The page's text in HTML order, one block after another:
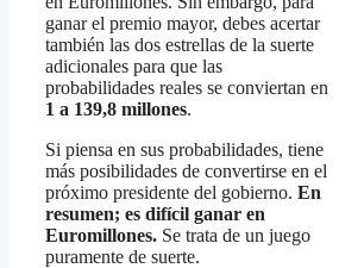
ganar el premio mayor, debes acertar
también las dos estrellas de la suerte
adicionales para que las
probabilidades reales se conviertan en
1 a 139,8 millones.
Si piensa en sus probabilidades, tiene
más posibilidades de convertirse en el
próximo presidente del gobierno. En
resumen; es difícil ganar en
Euromillones. Se trata de un juego
puramente de suerte.